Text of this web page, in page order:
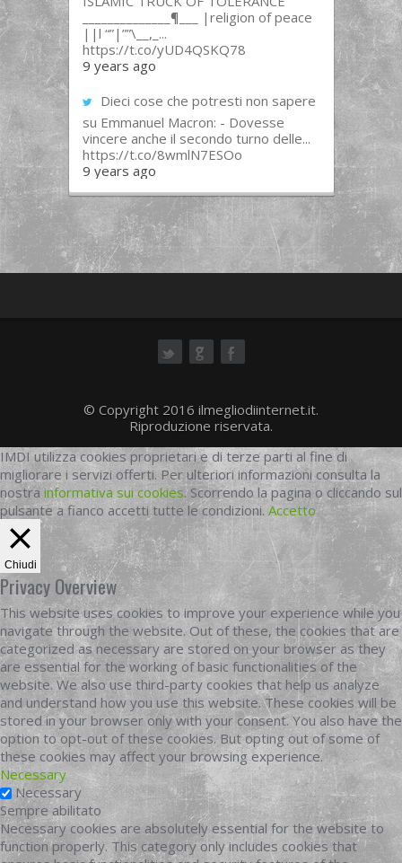
______________¶___ |religion of peace
||l “”|””\__,_...
https://t.co/yUD4QSKQ78
9 years ago
Dieci cose che potresti non sapere
su Emmanuel Macron: - Dovesse
vincere anche il secondo turno delle...
https://t.co/8wmlN7ESOo
9 years ago
© Copyright 2016 ilmegliodiinternet.it.
Riproduzione riservata.
IMDI utilizza cookies proprietari e di terze parti al fine di
migliorare i servizi offerti. Per ulteriori informazioni consulta la
nostra informativa sui cookies. Scorrendo la pagina o cliccando sul
pulsante a fianco accetti tutte le condizioni. Accetto
Chiudi
Privacy Overview
This website uses cookies to improve your experience while you
navigate through the website. Out of these, the cookies that are
categorized as necessary are stored on your browser as they
are essential for the working of basic functionalities of the
website. We also use third-party cookies that help us analyze
and understand how you use this website. These cookies will be
stored in your browser only with your consent. You also have the
option to opt-out of these cookies. But opting out of some of
these cookies may affect your browsing experience.
Necessary
Necessary
Sempre abilitato
Necessary cookies are absolutely essential for the website to
function properly. This category only includes cookies that